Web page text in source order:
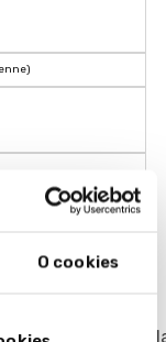
O cookies
štúdia,
rodiny.